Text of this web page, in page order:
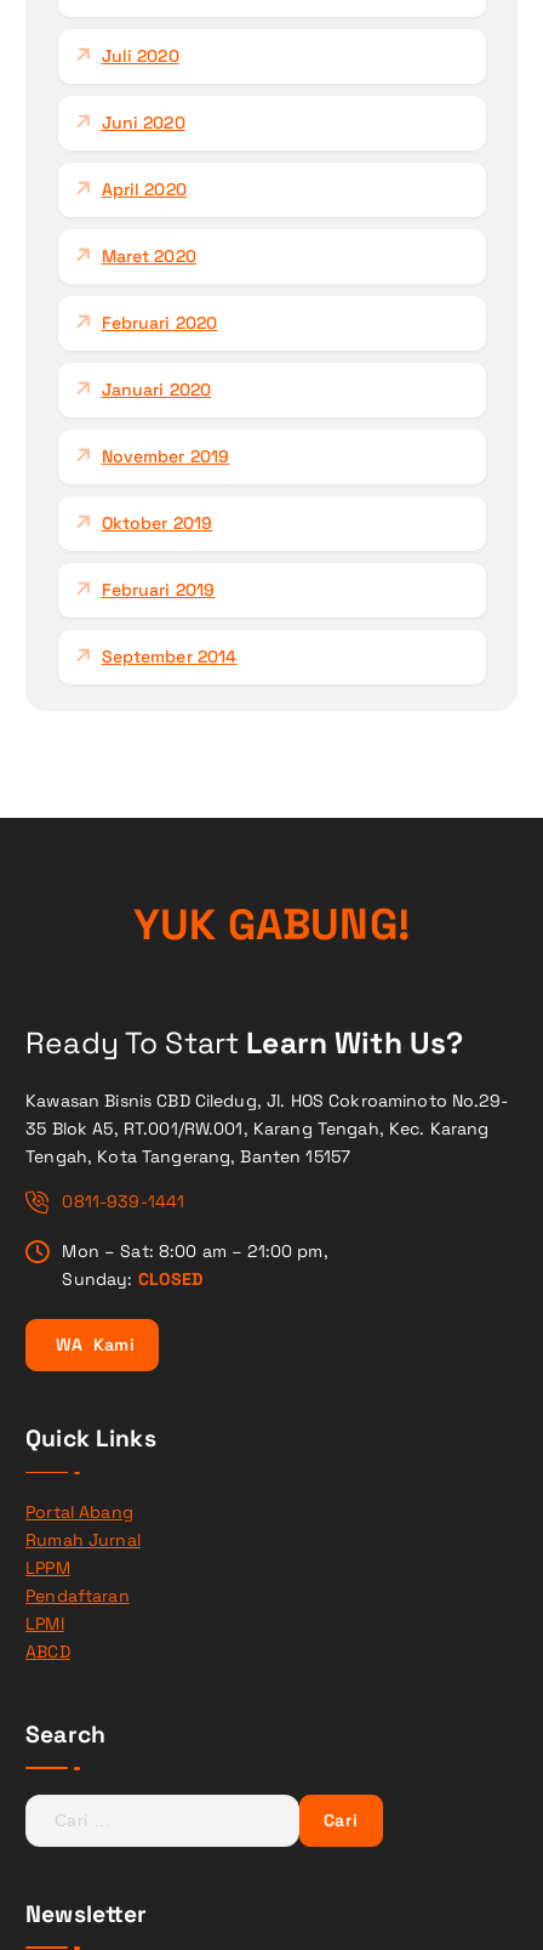
Juli 2020
Juni 2020
April 2020
Maret 2020
Februari 2020
Januari 2020
November 2019
Oktober 2019
Februari 2019
September 2014
YUK GABUNG!
Ready To Start Learn With Us?
Kawasan Bisnis CBD Ciledug, Jl. HOS Cokroaminoto No.29-
35 Blok A5, RT.001/RW.001, Karang Tengah, Kec. Karang
Tengah, Kota Tangerang, Banten 15157
0811-939-1441
Mon – Sat: 8:00 am – 21:00 pm,
Sunday: CLOSED
WA Kami
Quick Links
Portal Abang
Rumah Jurnal
LPPM
Pendaftaran
LPMI
ABCD
Search
C
a
u
Newsletter